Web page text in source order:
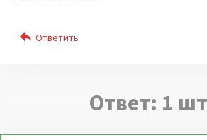
Ответ: 1